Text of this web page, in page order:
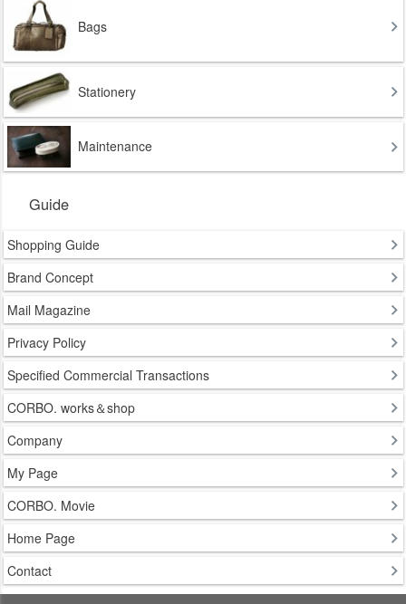
Bags
Stationery
Maintenance
Guide
Shopping Guide
Brand Concept
Mail Magazine
Privacy Policy
Specified Commercial Transactions
CORBO. works＆shop
Company
My Page
CORBO. Movie
Home Page
Contact